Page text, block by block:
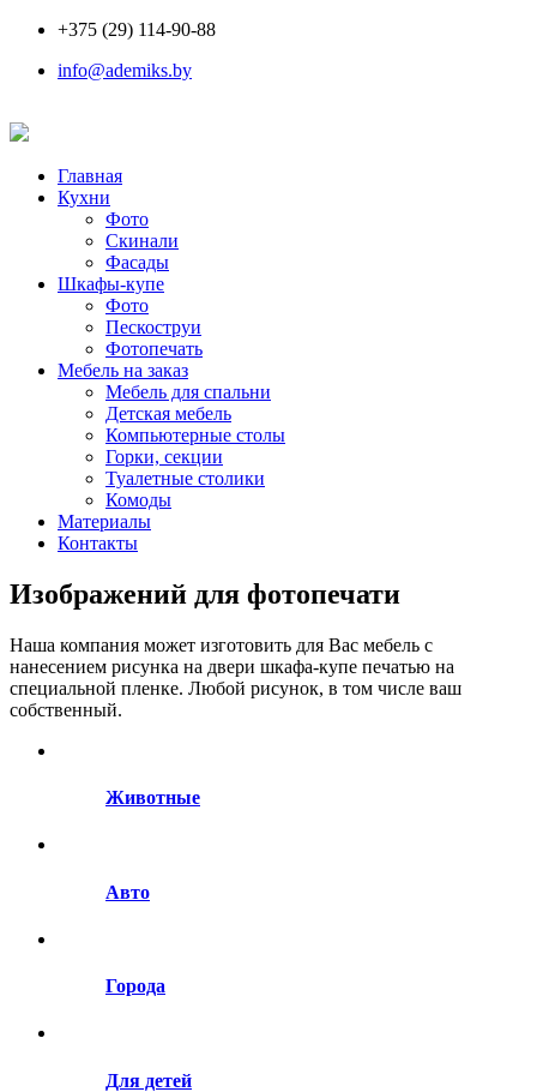
+375 (29) 114-90-88
info@ademiks.by
Главная
Кухни
Фото
Скинали
Фасады
Шкафы-купе
Фото
Пескоструи
Фотопечать
Мебель на заказ
Мебель для спальни
Детская мебель
Компьютерные столы
Горки, секции
Туалетные столики
Комоды
Материалы
Контакты
Изображений для фотопечати
Наша компания может изготовить для Вас мебель c
нанесением рисунка на двери шкафа-купе печатью на
специальной пленке. Любой рисунок, в том числе ваш
собственный.
Животные
Авто
Города
Для детей